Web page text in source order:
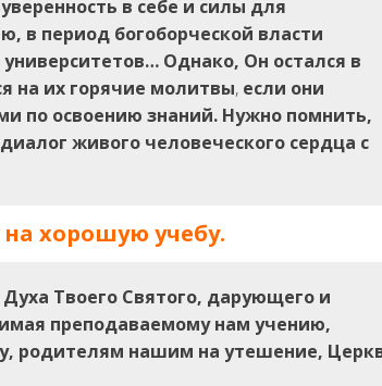
в себе и силы для
в период богоборческой власти
Однако, Он остался в
на их горячие молитвы, если они
по освоению знаний. Нужно помнить,
живого человеческого сердца с
хорошую учебу.
Твоего Святого, дарующего и
преподаваемому нам учению,
родителям нашим на утешение,